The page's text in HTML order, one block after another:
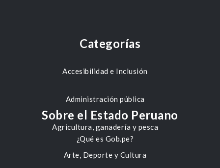
Categorías
Accesibilidad e Inclusión
Administración pública
Agricultura, ganadería y pesca
Arte, Deporte y Cultura
Sobre el Estado Peruano
¿Qué es Gob.pe?